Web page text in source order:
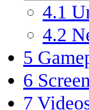
4.1
4.2
5
6
7